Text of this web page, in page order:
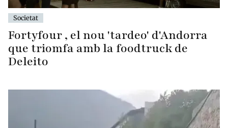
Societat
Fortyfour , el nou 'tardeo' d'Andorra
que triomfa amb la foodtruck de
Deleito